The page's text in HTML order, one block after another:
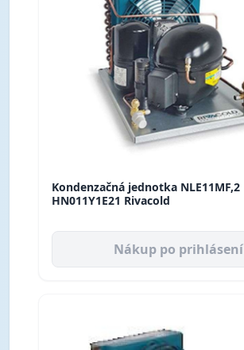
Kondenzačná jednotka NLE11MF,2
HN011Y1E21 Rivacold
Nákup po prihlásení